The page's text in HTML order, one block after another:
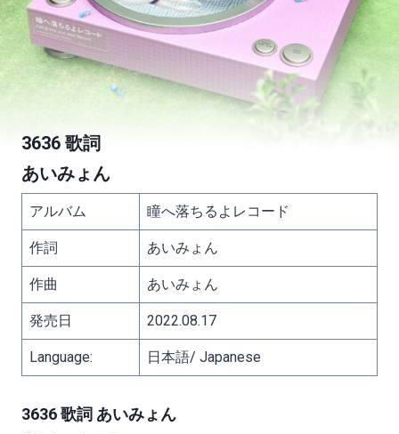
3636 歌詞
あいみょん
アルバム 瞳へ落ちるよレコード
作詞 あいみょん
作曲 あいみょん
発売日 2022.08.17
Language: 日本語/ Japanese
3636 歌詞 あいみょん